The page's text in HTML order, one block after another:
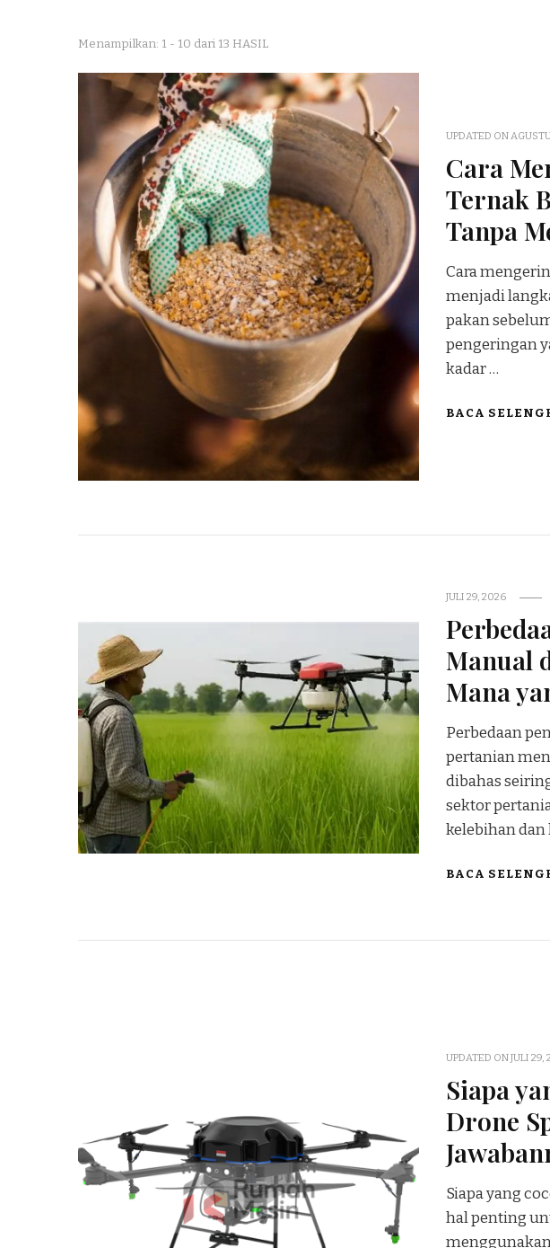
Menampilkan: 1 - 10 dari 13 HASIL
UPDATED ON
Cara
Ternak
Tanpa
Cara
menjadi
pakan
pengeringan
kadar …
BACA
JULI 29, 2026
Manual
Mana
Perbedaan
pertanian
dibahas
sektor
kelebihan
BACA
UPDATED ONJULI 29,
Siapa
Drone
Siapa yang
hal penting